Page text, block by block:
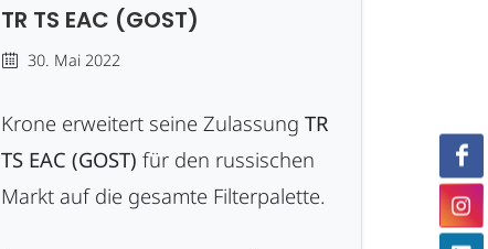
TR TS EAC (GOST)
30. Mai 2022
Krone erweitert seine Zulassung TR
TS EAC (GOST) für den russischen
Markt auf die gesamte Filterpalette.